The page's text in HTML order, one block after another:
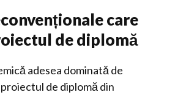
care
de diplomă
adesea dominată de
de diplomă din